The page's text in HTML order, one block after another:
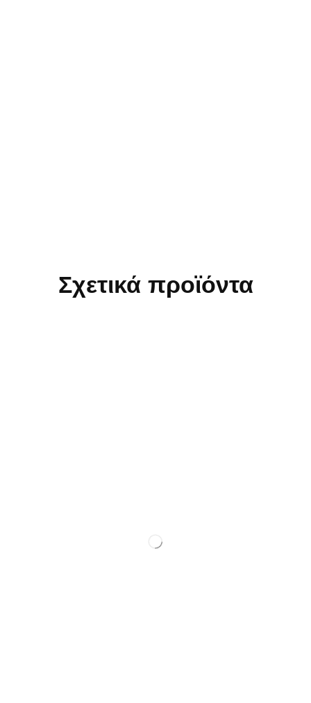
Σχετικά προϊόντα